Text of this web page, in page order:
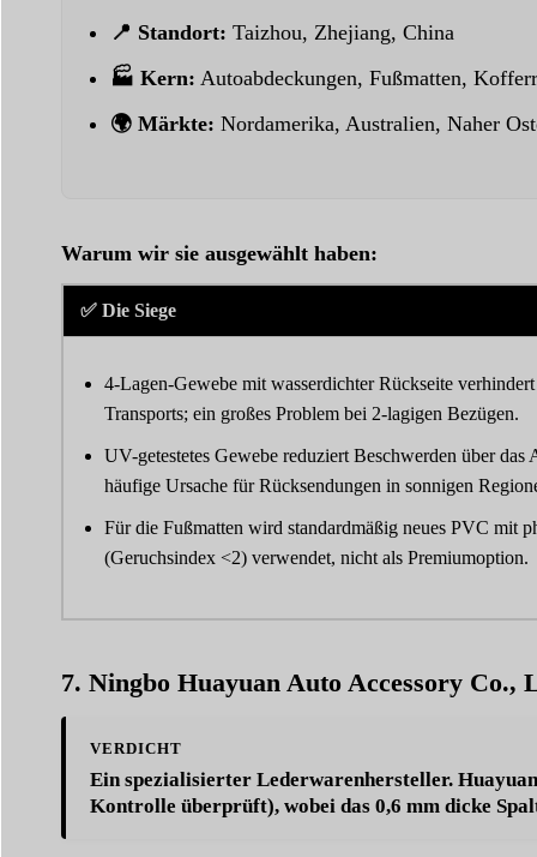
📍 Standort: Taizhou, Zhejiang, China
🏭 Kern: Autoabdeckungen, Fußmatten,
🌍 Märkte: Nordamerika, Australien, Naher
Warum wir sie ausgewählt haben:
✅ Die Siege
4-Lagen-Gewebe mit wasserdichter Rückseite
Transports; ein großes Problem bei 2-lagigen Bezügen.
UV-getestetes Gewebe reduziert Beschwerden über
häufige Ursache für Rücksendungen in sonnigen
Für die Fußmatten wird standardmäßig neues PVC mit
(Geruchsindex <2) verwendet, nicht als Premiumoption.
7. Ningbo Huayuan Auto Accessory
VERDICHT
Ein spezialisierter Lederwarenhersteller.
Kontrolle überprüft), wobei das 0,6 mm dicke